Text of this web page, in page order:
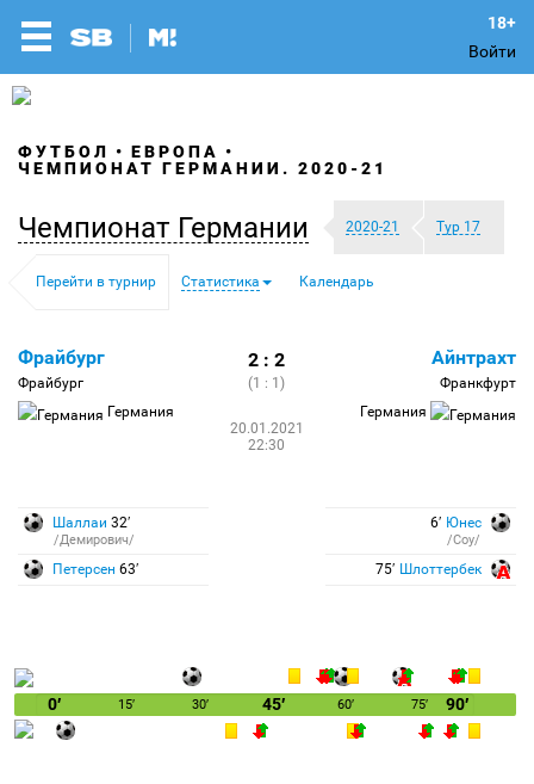
Войти
ФУТБОЛ
ЕВРОПА
ЧЕМПИОНАТ ГЕРМАНИИ. 2020-21
Чемпионат Германии 2020-21 Тур 17
Перейти в турнир Статистика Календарь
Фрайбург
Фрайбург
Германия
2 : 2
(1 : 1)
20.01.2021
22:30
Айнтрахт
Франкфурт
Германия
Шаллаи 32′
/Демирович/
Петерсен 63′
6′ Юнес
/Соу/
75′ Шлоттербек
0′ 15′ 30′ 45′ 60′ 75′ 90′